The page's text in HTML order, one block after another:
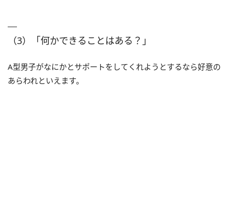
（3）「何かできることはある？」
A型男子がなにかとサポートをしてくれようとするなら好意の
あらわれといえます。